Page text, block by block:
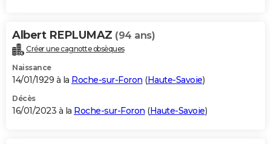
Albert REPLUMAZ (94 ans)
Créer une cagnotte obsèques
Naissance
14/01/1929 à la Roche-sur-Foron (Haute-Savoie)
Décès
16/01/2023 à la Roche-sur-Foron (Haute-Savoie)